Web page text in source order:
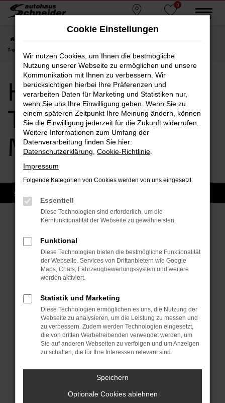
Zum
0
MENÜ
Tageszulassung Moosburg
Hyundai KONA
Tageszulassung
Moosburg
Fehler: Network Error
Beim Laden ist ein Fehler aufgetreten.
Hier sind ein paar Tipps, die dir helfen können:
Internetverbindung.
Laden andere Webseiten, zum Beispiel deine
Suchmaschine?
Prüfe deine Browsererweiterungen.
Manche Erweiterungen, wie Werbeblocker,
verhindern. Funktioniert die Seite in einem
anderen Browser oder in einem privaten
Cookie Einstellungen
Wir nutzen Cookies, um Ihnen die bestmögliche
Nutzung unserer Webseite zu ermöglichen und unsere
Kommunikation mit Ihnen zu verbessern. Wir
berücksichtigen hierbei Ihre Präferenzen und
verarbeiten Daten für Marketing und Statistiken nur,
wenn Sie uns Ihre Einwilligung geben. Wenn Sie zu
einem späteren Zeitpunkt Ihre Meinung ändern, können
Sie die Einwilligung jederzeit für die Zukunft widerrufen.
Weitere Informationen zum Umfang der
Datenverarbeitung finden Sie hier:
Datenschutzerklärung Cookie-Richtlinie
Impressum
Folgende Kategorien von Cookies werden von uns eingesetzt:
Essentiell
Diese Technologien sind erforderlich, um die
Kernfunktionalität der Webseite zu gewährleisten.
Funktional
Diese Technologien bieten die bestmögliche Funktionalität
der Webseite. Services von Drittanbietern wie Google
Maps, Chats, Fahrzeugbewertungssystem und weitere
werden aktiviert.
Statistik und Marketing
Diese Technologien ermöglichen es uns, die Nutzung der
Webseite zu analysieren, um die Leistung zu messen und
zu verbessern. Zudem werden Technologien eingesetzt,
die von dritten Werbetreibenden verwendet werden, um
Sie auf anderen Webseiten zu verfolgen und um Anzeigen
zu schalten, die für Ihre Interessen relevant sind.
Speichern
Optionale Cookies ablehnen